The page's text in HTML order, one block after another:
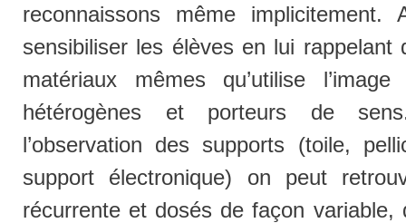
reconnaissons même implicitement.
sensibiliser les élèves en lui rappelant
matériaux mêmes qu’utilise
hétérogènes et porteurs de
l’observation des supports (toile,
support électronique) on peut
récurrente et dosés de façon variable,